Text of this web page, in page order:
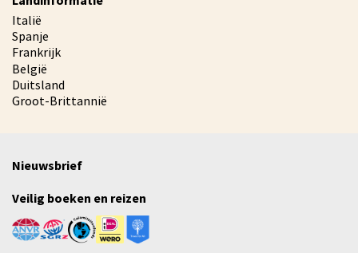
Italië
Spanje
Frankrijk
België
Duitsland
Groot-Brittannië
Nieuwsbrief
Veilig boeken en reizen